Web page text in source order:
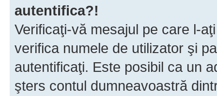
autentifica?!
Verificaţi-vă mesajul pe care l-
verifica numele de utilizator şi
autentificaţi. Este posibil ca un
şters contul dumneavoastră